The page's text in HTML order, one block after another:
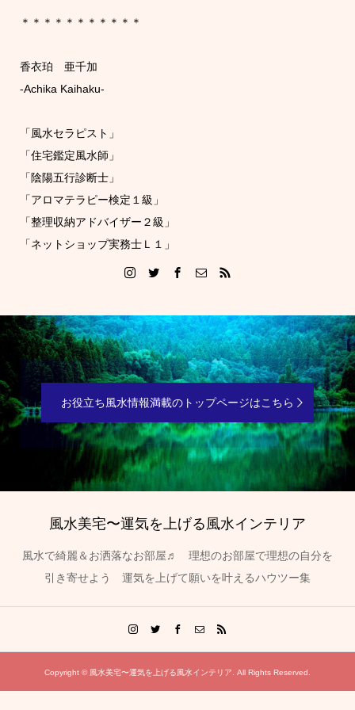
＊＊＊＊＊＊＊＊＊＊＊
香衣珀 亜千加
-Achika Kaihaku-
「風水セラピスト」
「住宅鑑定風水師」
「陰陽五行診断士」
「アロマテラピー検定１級」
「整理収納アドバイザー２級」
「ネットショップ実務士Ｌ１」
お役立ち風水情報満載のトップページはこちら
風水美宅〜運気を上げる風水インテリア
風水で綺麗＆お洒落なお部屋♬ 理想のお部屋で理想の自分を
引き寄せよう 運気を上げて願いを叶えるハウツー集
Copyright ©風水美宅〜運気を上げる風水インテリア. All Rights Reserved.